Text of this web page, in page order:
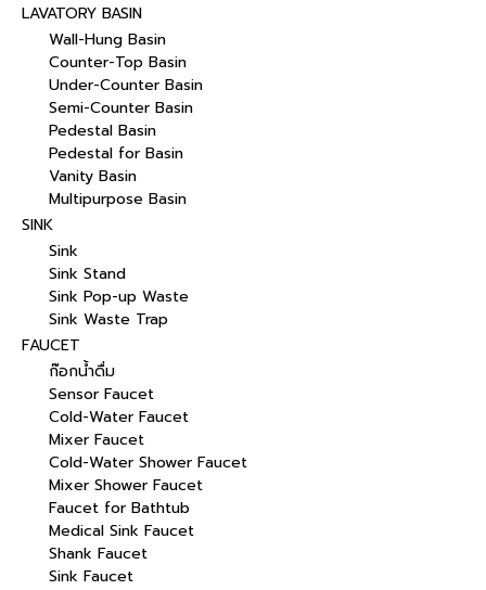
LAVATORY BASIN
Wall-Hung Basin
Counter-Top Basin
Under-Counter Basin
Semi-Counter Basin
Pedestal Basin
Pedestal for Basin
Vanity Basin
Multipurpose Basin
SINK
Sink
Sink Stand
Sink Pop-up Waste
Sink Waste Trap
FAUCET
ก๊อกน้ำดื่ม
Sensor Faucet
Cold-Water Faucet
Mixer Faucet
Cold-Water Shower Faucet
Mixer Shower Faucet
Faucet for Bathtub
Medical Sink Faucet
Shank Faucet
Sink Faucet